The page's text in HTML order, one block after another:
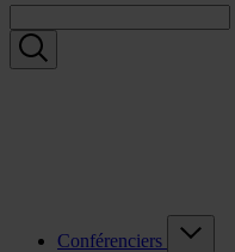
Conférenciers